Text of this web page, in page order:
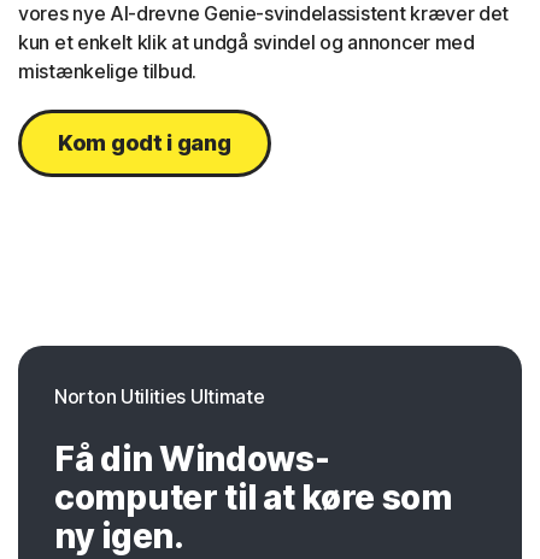
vores nye AI-drevne Genie-svindelassistent kræver det
kun et enkelt klik at undgå svindel og annoncer med
mistænkelige tilbud.
Kom godt i gang
Norton Utilities Ultimate
Få din Windows-
computer til at køre som
ny igen.